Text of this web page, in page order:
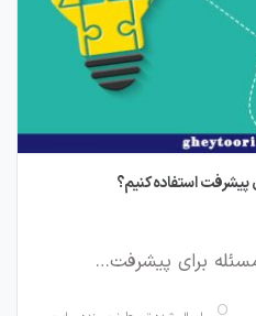
استفاده کنیم؟
برای پیشرفت…